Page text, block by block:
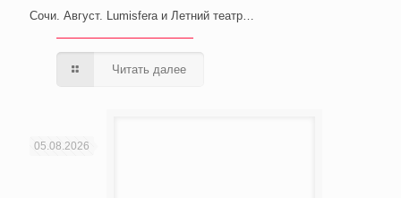
Сочи. Август. Lumisfera и Летний театр…
Читать далее
05.08.2026